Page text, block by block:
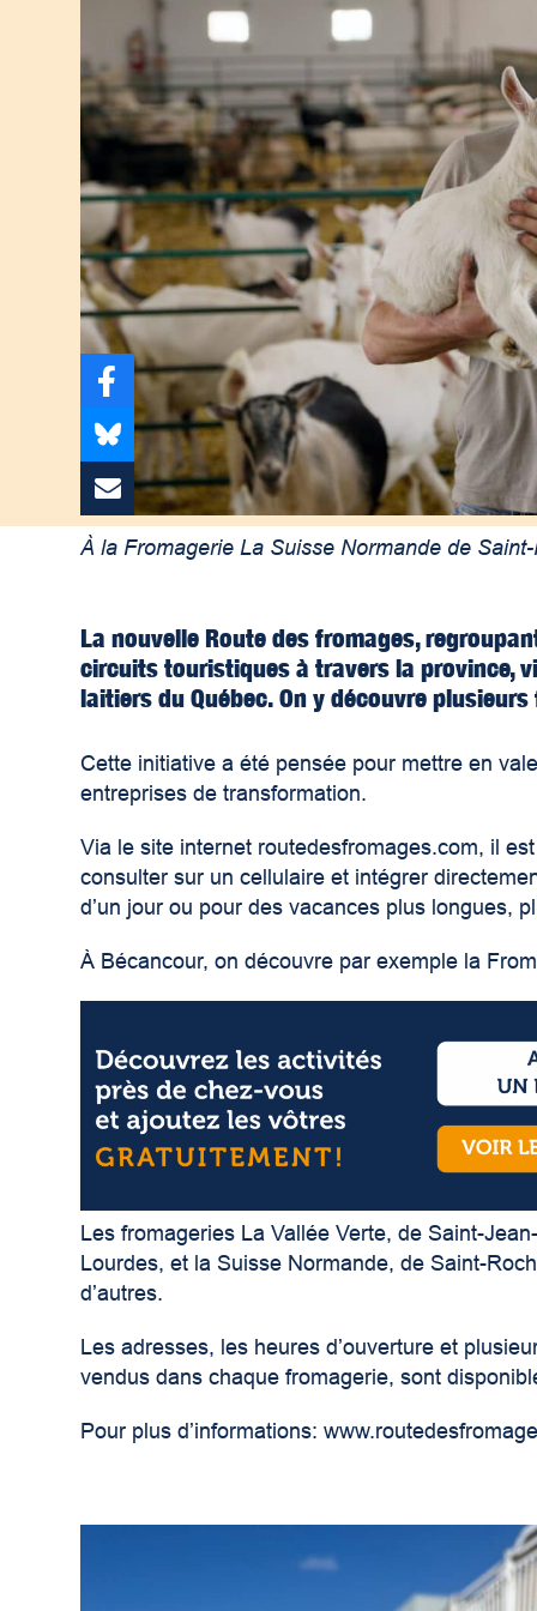
À la Fromagerie La Suisse Normande de
La nouvelle Route des fromages,
circuits touristiques à travers la province,
laitiers du Québec. On y découvre
Cette initiative a été pensée pour mettre en
entreprises de transformation.
Via le site internet routedesfromages.com, il
consulter sur un cellulaire et intégrer
d’un jour ou pour des vacances plus longues,
À Bécancour, on découvre par exemple la
Les fromageries La Vallée Verte, de Saint-
Lourdes, et la Suisse Normande, de Saint-
d’autres.
Les adresses, les heures d’ouverture et
vendus dans chaque fromagerie, sont
Pour plus d’informations: